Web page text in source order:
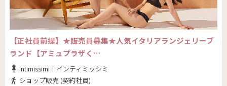
【正社員前提】★販売員募集★人気イタリアランジェリーブ
ランド【アミュプラザく…
Intimissimi｜インティミッシミ
ショップ販売 (契約社員)